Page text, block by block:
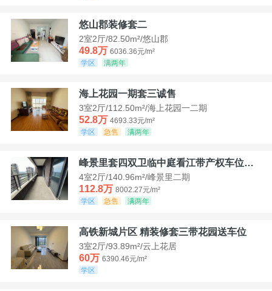
悠山郡装修套二
2室2厅/82.50m²/悠山郡
49.8万 6036.36元/m²
学区
满两年
海上花园一期套三诚售
3室2厅/112.50m²/海上花园一二期
52.8万 4693.33元/m²
学区
急售 满两年
峰景里套四双卫临中庭看江带产权车位诚售
4室2厅/140.96m²/峰景里二期
112.8万 8002.27元/m²
学区
急售 满两年
高铁新城片区 精装修套三带花园送车位
3室2厅/93.89m²/云上花居
60万 6390.46元/m²
学区